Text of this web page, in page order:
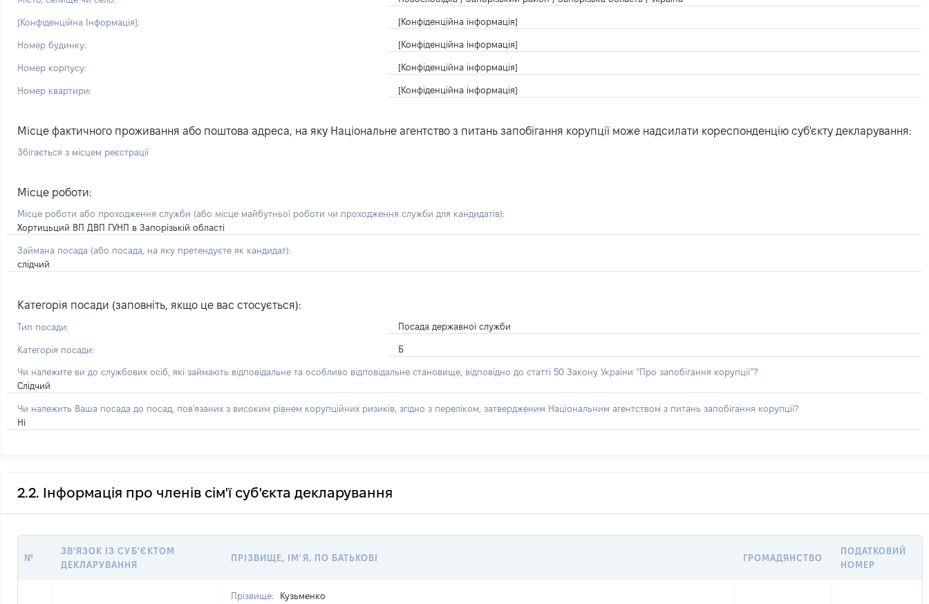
[Конфіденційна Інформація]: [Конфіденційна інформація]
Номер будинку: [Конфіденційна інформація]
Номер корпусу: [Конфіденційна інформація]
Номер квартири: [Конфіденційна інформація]
Місце фактичного проживання або поштова адреса, на яку Національне агентство з питань запобігання корупції може надсилати кореспонденцію суб'єкту декларування:
Збігається з місцем реєстрації
Місце роботи:
Місце роботи або проходження служби (або місце майбутньої роботи чи проходження служби для кандидатів):
Хортицьций ВП ДВП ГУНП в Запорізькій області
Займана посада (або посада, на яку претендуєте як кандидат):
слідчий
Категорія посади (заповніть, якщо це вас стосується):
Тип посади: Посада державної служби
Категорія посади: Б
Чи належите ви до службових осіб, які займають відповідальне та особливо відповідальне становище, відповідно до статті 50 Закону України “Про запобігання корупції”?
Слідчий
Чи належить Ваша посада до посад, пов'язаних з високим рівнем корупційних ризиків, згідно з переліком, затвердженим Національним агентством з питань запобігання корупції?
Ні
2.2. Інформація про членів сім'ї суб'єкта декларування
№
ЗВ'ЯЗОК ІЗ СУБ'ЄКТОМ
ДЕКЛАРУВАННЯ
ПРІЗВИЩЕ, ІМ'Я, ПО БАТЬКОВІ ГРОМАДЯНСТВО
ПОДАТКОВИЙ
НОМЕР
Прізвище:
Кузьменко